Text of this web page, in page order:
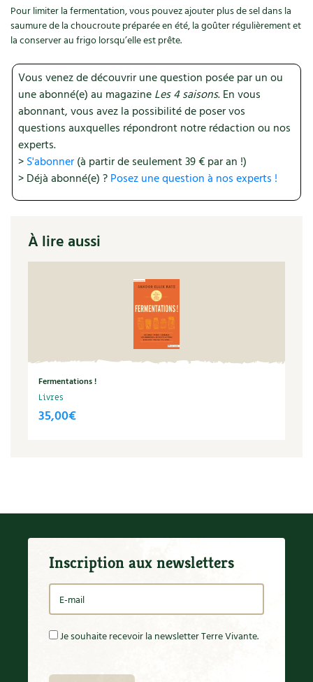
Conception et gros oeuvre
Matériaux écologiques
Énergie
Gestion de l’eau
Entretien de la maison
Les plantes et leurs vertus
Soins et cosmétiques au naturel
Société et alternatives
Vivre l’écologie
Autonomie
Archives
Carnets de saison
Trocs & petites annonces
Appels à témoignage
Bonnes adresses
Liste des pépiniéristes
Mieux consommer
Pour limiter la fermentation, vous pouvez ajouter plus de sel dans la
saumure de la choucroute préparée en été, la goûter régulièrement et
la conserver au frigo lorsqu’elle est prête.
Vous venez de découvrir une question posée par un ou
une abonné(e) au magazineLes 4 saisons. En vous
abonnant, vous avez la possibilité de poser vos
questions auxquelles répondront notre rédaction ou nos
experts.
>S'abonner(à partir de seulement 39 € par an !)
> Déjà abonné(e) ?Posez une question à nos experts !
À lire aussi
Fermentations !
Livres
35,00€
Inscription aux newsletters
Je souhaite recevoir la newsletter Terre Vivante.